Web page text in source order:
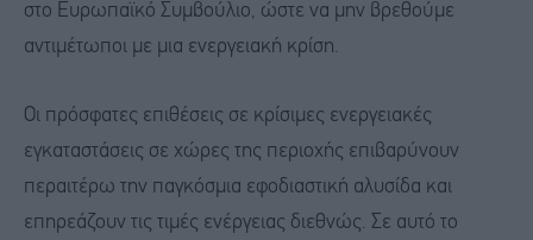
στο Ευρωπαϊκό Συμβούλιο, ώστε να μην βρεθούμε
αντιμέτωποι με μια ενεργειακή κρίση.
Οι πρόσφατες επιθέσεις σε κρίσιμες ενεργειακές
εγκαταστάσεις σε χώρες της περιοχής επιβαρύνουν
περαιτέρω την παγκόσμια εφοδιαστική αλυσίδα και
επηρεάζουν τις τιμές ενέργειας διεθνώς. Σε αυτό το